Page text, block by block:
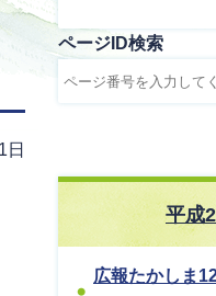
日
ページID検索
平成
広報たかしま